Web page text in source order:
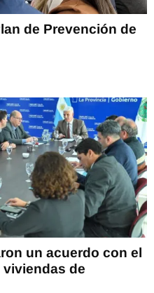
de Prevención de
un acuerdo con el
viviendas de